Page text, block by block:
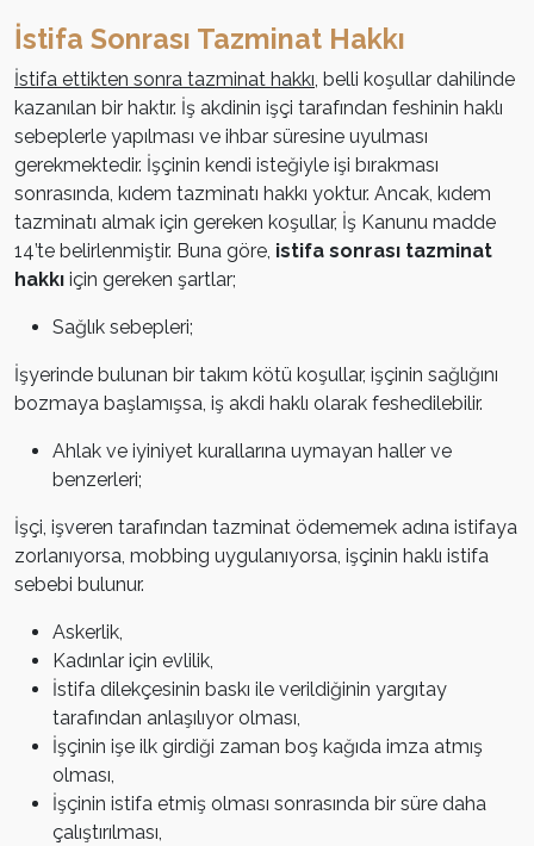
İstifa Sonrası Tazminat Hakkı
İstifa ettikten sonra tazminat hakkı, belli koşullar dahilinde
kazanılan bir haktır. İş akdinin işçi tarafından feshinin haklı
sebeplerle yapılması ve ihbar süresine uyulması
gerekmektedir. İşçinin kendi isteğiyle işi bırakması
sonrasında, kıdem tazminatı hakkı yoktur. Ancak, kıdem
tazminatı almak için gereken koşullar, İş Kanunu madde
14’te belirlenmiştir. Buna göre, istifa sonrası tazminat
hakkı için gereken şartlar;
Sağlık sebepleri;
İşyerinde bulunan bir takım kötü koşullar, işçinin sağlığını
bozmaya başlamışsa, iş akdi haklı olarak feshedilebilir.
Ahlak ve iyiniyet kurallarına uymayan haller ve
benzerleri;
İşçi, işveren tarafından tazminat ödememek adına istifaya
zorlanıyorsa, mobbing uygulanıyorsa, işçinin haklı istifa
sebebi bulunur.
Askerlik,
Kadınlar için evlilik,
İstifa dilekçesinin baskı ile verildiğinin yargıtay
tarafından anlaşılıyor olması,
İşçinin işe ilk girdiği zaman boş kağıda imza atmış
olması,
İşçinin istifa etmiş olması sonrasında bir süre daha
çalıştırılması,